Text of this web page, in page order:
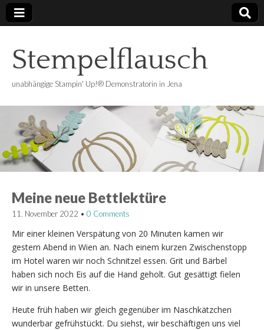
Stempelflausch
unabhängige Stampin' Up!® Demonstratorin in Jena
Meine neue Bettlektüre
11. November 2022 • 0 Comments
Mir einer kleinen Verspätung von 20 Minuten kamen wir
gestern Abend in Wien an. Nach einem kurzen Zwischenstopp
im Hotel waren wir noch Schnitzel essen. Grit und Bärbel
haben sich noch Eis auf die Hand geholt. Gut gesättigt fielen
wir in unsere Betten.
Heute früh haben wir gleich gegenüber im Naschkätzchen
wunderbar gefrühstückt. Du siehst, wir beschäftigen uns viel